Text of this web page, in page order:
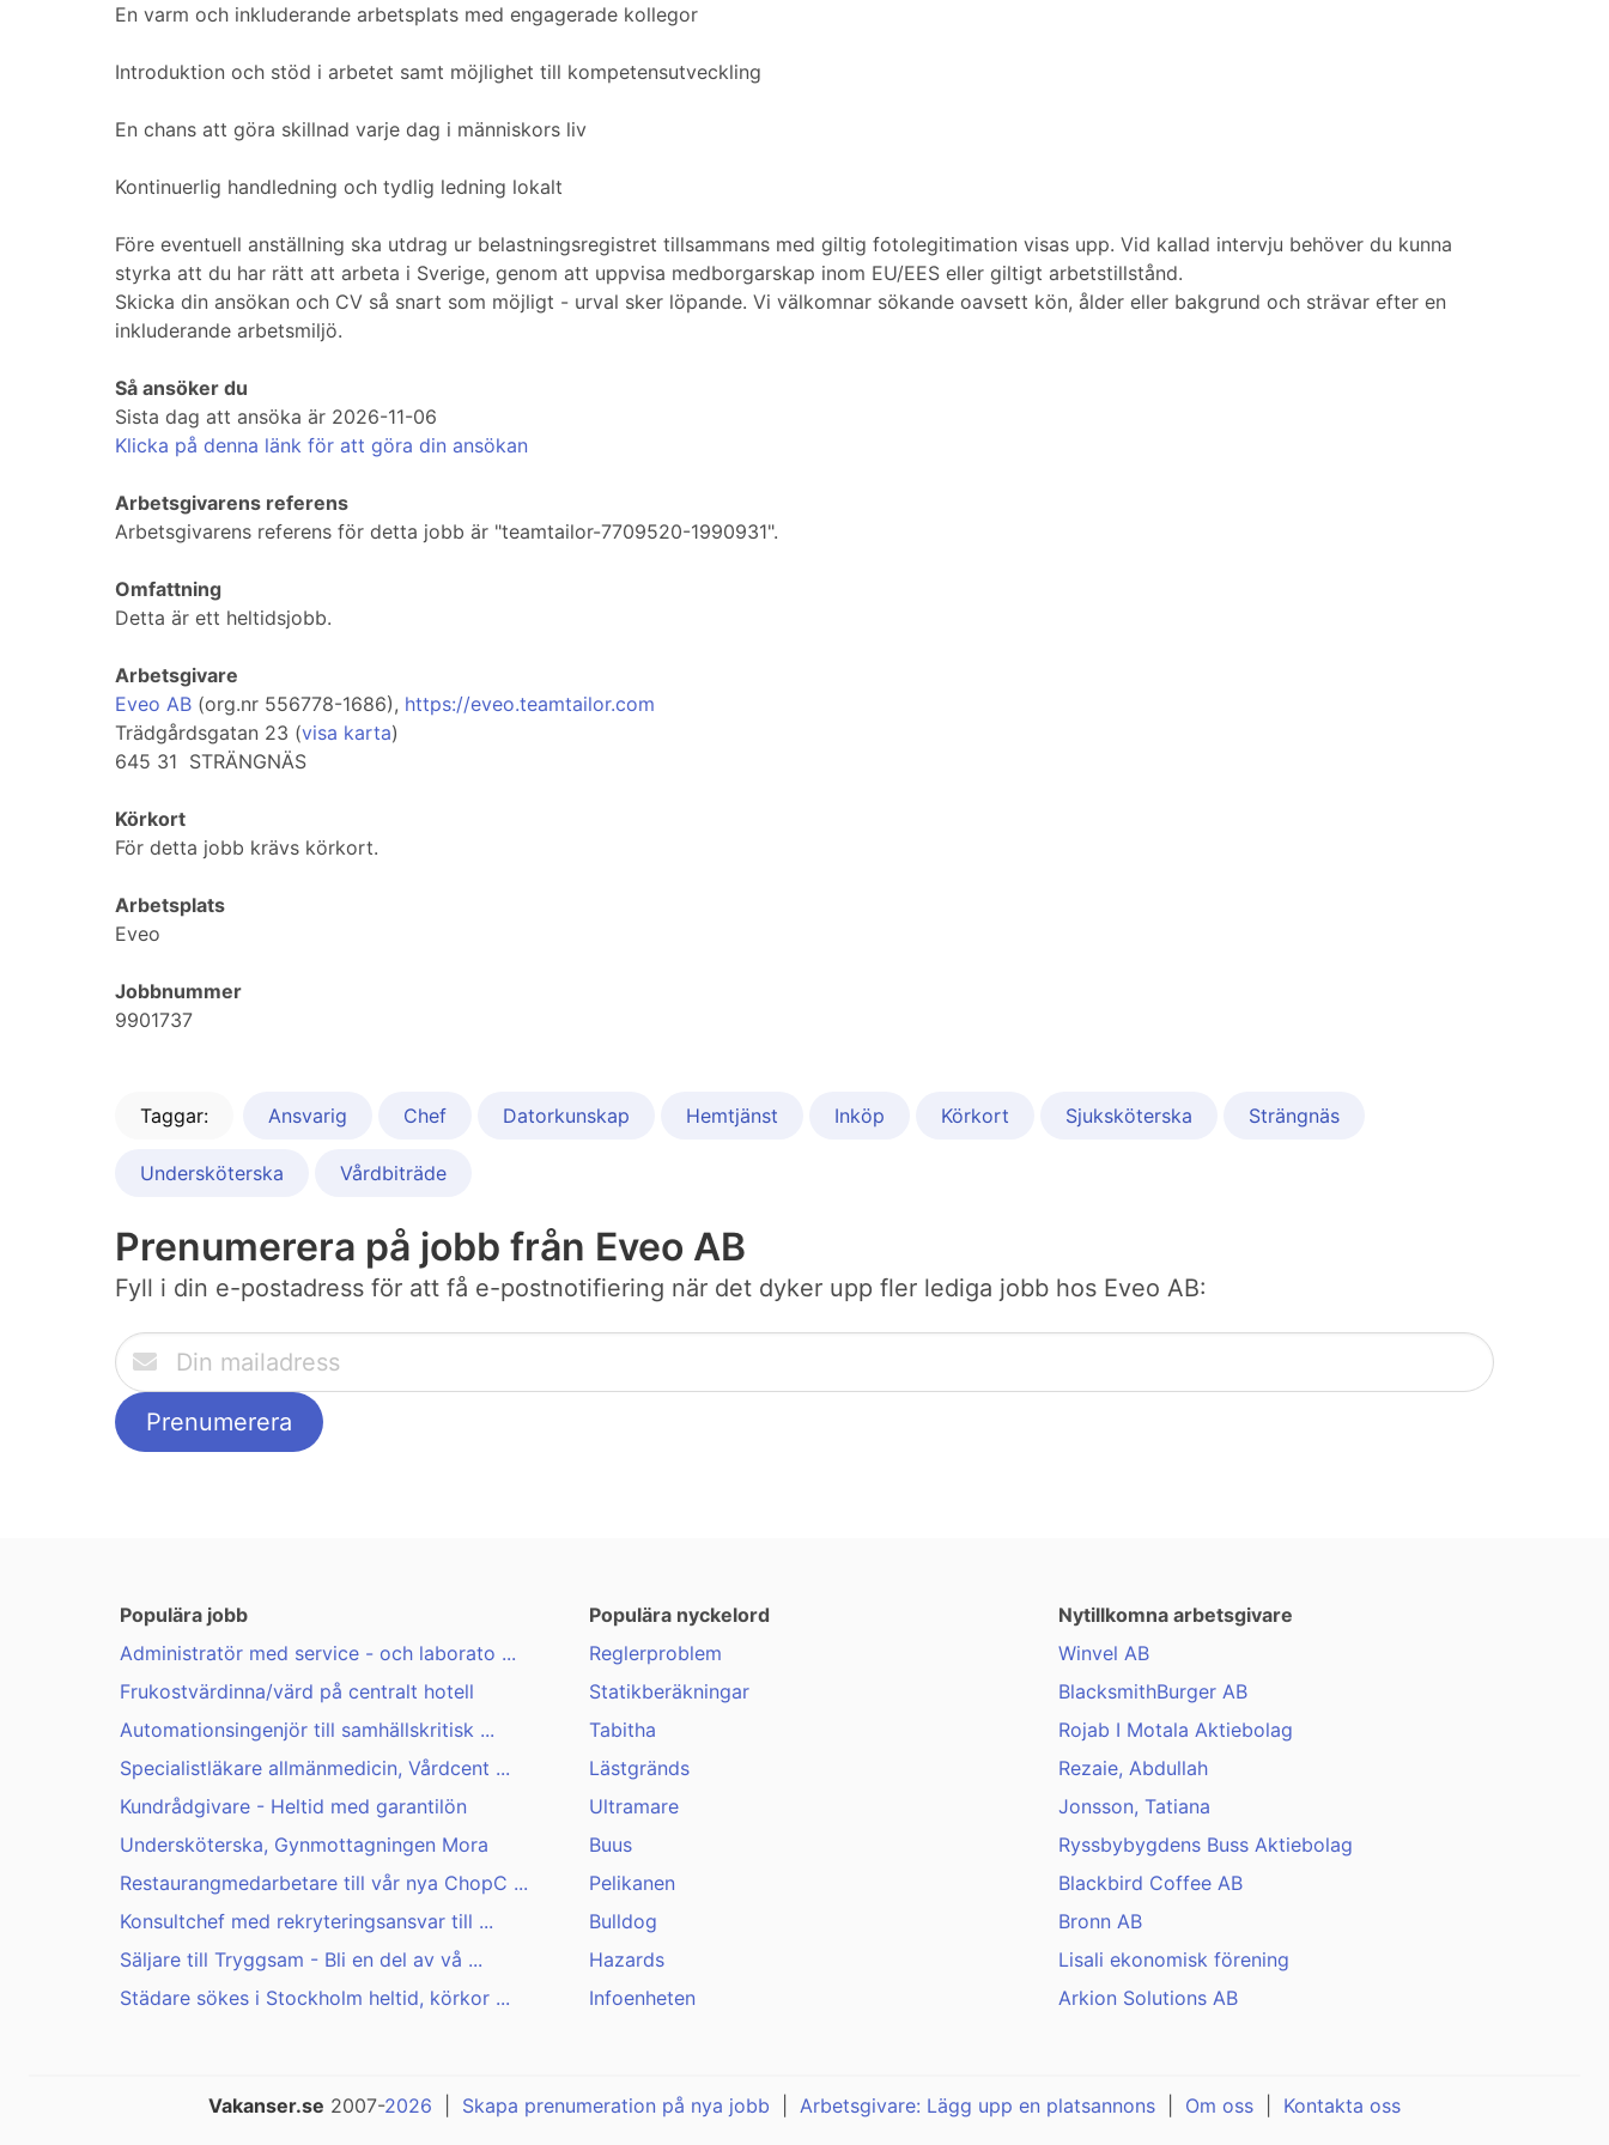
En varm och inkluderande arbetsplats med engagerade kollegor
Introduktion och stöd i arbetet samt möjlighet till kompetensutveckling
En chans att göra skillnad varje dag i människors liv
Kontinuerlig handledning och tydlig ledning lokalt
Före eventuell anställning ska utdrag ur belastningsregistret tillsammans med giltig fotolegitimation visas upp. Vid kallad intervju behöver du kunna
styrka att du har rätt att arbeta i Sverige, genom att uppvisa medborgarskap inom EU/EES eller giltigt arbetstillstånd.
Skicka din ansökan och CV så snart som möjligt - urval sker löpande. Vi välkomnar sökande oavsett kön, ålder eller bakgrund och strävar efter en
inkluderande arbetsmiljö.
Så ansöker du
Sista dag att ansöka är 2026-11-06
Klicka på denna länk för att göra din ansökan
Arbetsgivarens referens
Arbetsgivarens referens för detta jobb är "teamtailor-7709520-1990931".
Omfattning
Detta är ett heltidsjobb.
Arbetsgivare
Eveo AB (org.nr 556778-1686), https://eveo.teamtailor.com
Trädgårdsgatan 23 (visa karta)
645 31 STRÄNGNÄS
Körkort
För detta jobb krävs körkort.
Arbetsplats
Eveo
Jobbnummer
9901737
Taggar: Ansvarig Chef Datorkunskap Hemtjänst Inköp Körkort Sjuksköterska Strängnäs
Undersköterska Vårdbiträde
Prenumerera på jobb från Eveo AB
Fyll i din e-postadress för att få e-postnotifiering när det dyker upp fler lediga jobb hos Eveo AB:
Populära jobb
Administratör med service - och laborato ...
Frukostvärdinna/värd på centralt hotell
Automationsingenjör till samhällskritisk ...
Specialistläkare allmänmedicin, Vårdcent ...
Kundrådgivare - Heltid med garantilön
Undersköterska, Gynmottagningen Mora
Restaurangmedarbetare till vår nya ChopC ...
Konsultchef med rekryteringsansvar till ...
Säljare till Tryggsam - Bli en del av vå ...
Städare sökes i Stockholm heltid, körkor ...
Populära nyckelord
Reglerproblem
Statikberäkningar
Tabitha
Lästgränds
Ultramare
Buus
Pelikanen
Bulldog
Hazards
Infoenheten
Nytillkomna arbetsgivare
Winvel AB
BlacksmithBurger AB
Rojab I Motala Aktiebolag
Rezaie, Abdullah
Jonsson, Tatiana
Ryssbybygdens Buss Aktiebolag
Blackbird Coffee AB
Bronn AB
Lisali ekonomisk förening
Arkion Solutions AB
Vakanser.se 2007-2026 Skapa prenumeration på nya jobb Arbetsgivare: Lägg upp en platsannons Om oss Kontakta oss